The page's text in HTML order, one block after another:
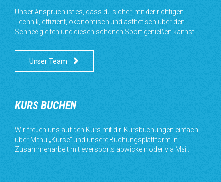
Unser Anspruch ist es, dass du sicher, mit der richtigen
Technik, effizient, ökonomisch und ästhetisch über den
Schnee gleiten und diesen schönen Sport genießen kannst.
Unser Team 
KURS BUCHEN
Wir freuen uns auf den Kurs mit dir. Kursbuchungen einfach
über Menü „Kurse“ und unsere Buchungsplattform in
Zusammenarbeit mit eversports abwickeln oder via Mail.